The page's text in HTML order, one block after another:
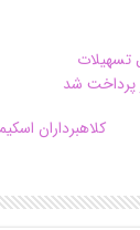
ریال تسهیلات
پرداخت شد
کلاهبرداران